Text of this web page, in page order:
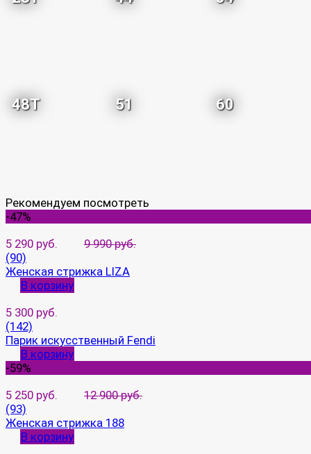
48T 51 60
Рекомендуем посмотреть
-47%
5 290 руб.
9 990 руб.
(90)
Женская стрижка LIZA
В корзину
5 300 руб.
(142)
Парик искусственный Fendi
В корзину
-59%
5 250 руб.
12 900 руб.
(93)
Женская стрижка 188
В корзину